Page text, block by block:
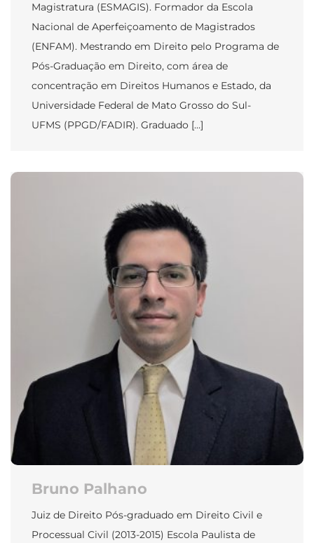
Magistratura (ESMAGIS). Formador da Escola
Nacional de Aperfeiçoamento de Magistrados
(ENFAM). Mestrando em Direito pelo Programa de
Pós-Graduação em Direito, com área de
concentração em Direitos Humanos e Estado, da
Universidade Federal de Mato Grosso do Sul-
UFMS (PPGD/FADIR). Graduado […]
Bruno Palhano
Juiz de Direito Pós-graduado em Direito Civil e
Processual Civil (2013-2015) Escola Paulista de